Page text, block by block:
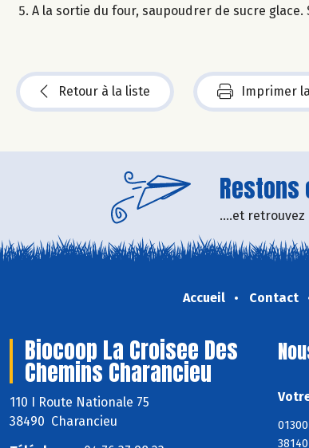
A la sortie du four, saupoudrer de sucre glace.
Retour à la liste Imprimer
....et
Accueil Contact
Biocoop La Croisee Des
Chemins Charancieu
110 I Route Nationale 75
38490 Charancieu